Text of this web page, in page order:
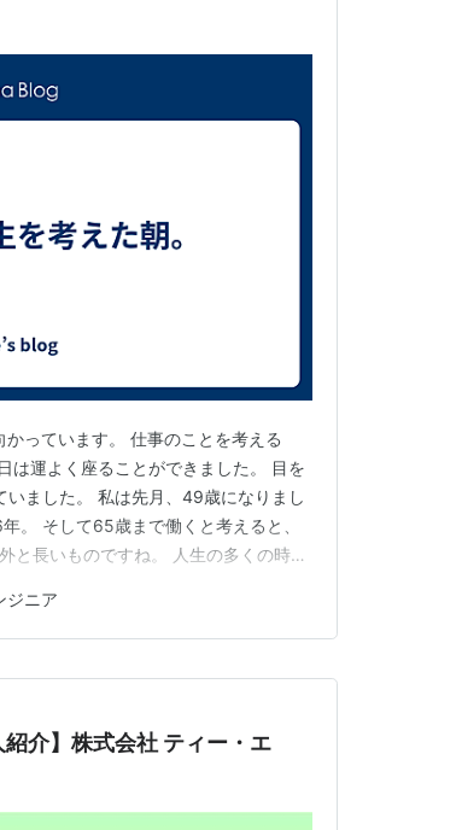
っています。 仕事のことを考える
は運よく座ることができました。 目を
ました。 私は先月、49歳になりまし
。 そして65歳まで働くと考えると、
と長いものですね。 人生の多くの時間
だな」「気が重いな」と感じる日の
ジニア
紹介】株式会社 ティー・エ